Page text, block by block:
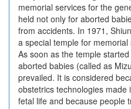
memorial services for the
held not only for aborted
from accidents. In 1971,
a special temple for
As soon as the temple
aborted babies (called as
prevailed. It is considered
obstetrics technologies
fetal life and because people